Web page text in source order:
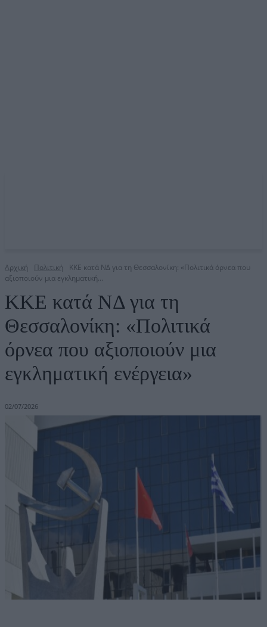
Αρχική Πολιτική
ΚΚΕ κατά ΝΔ για τη Θεσσαλονίκη: «Πολιτικά όρνεα που
αξιοποιούν μια εγκληματική...
ΚΚΕ κατά ΝΔ για τη
Θεσσαλονίκη: «Πολιτικά
όρνεα που αξιοποιούν μια
εγκληματική ενέργεια»
02/07/2026